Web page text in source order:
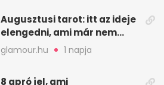
Augusztusi tarot: itt az ideje
elengedni, ami már nem
szolgál téged
glamour.hu 1 napja
8 apró jel, ami